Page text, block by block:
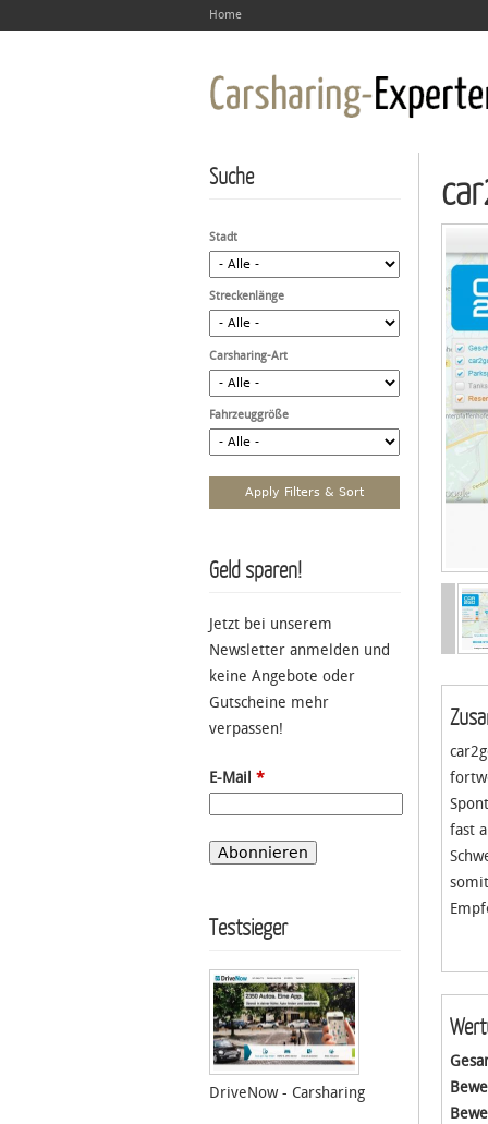
Home
fast
Suche
Stadt
Streckenlänge
Carsharing-Art
Fahrzeuggröße
Geld sparen!
Jetzt bei unserem
Newsletter anmelden und
keine Angebote oder
Gutscheine mehr
verpassen!
E-Mail *
Testsieger
DriveNow - Carsharing